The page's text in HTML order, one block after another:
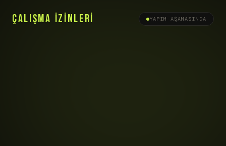
ÇALIŞMA İZİNLERİ YAPIM AŞAMASINDA